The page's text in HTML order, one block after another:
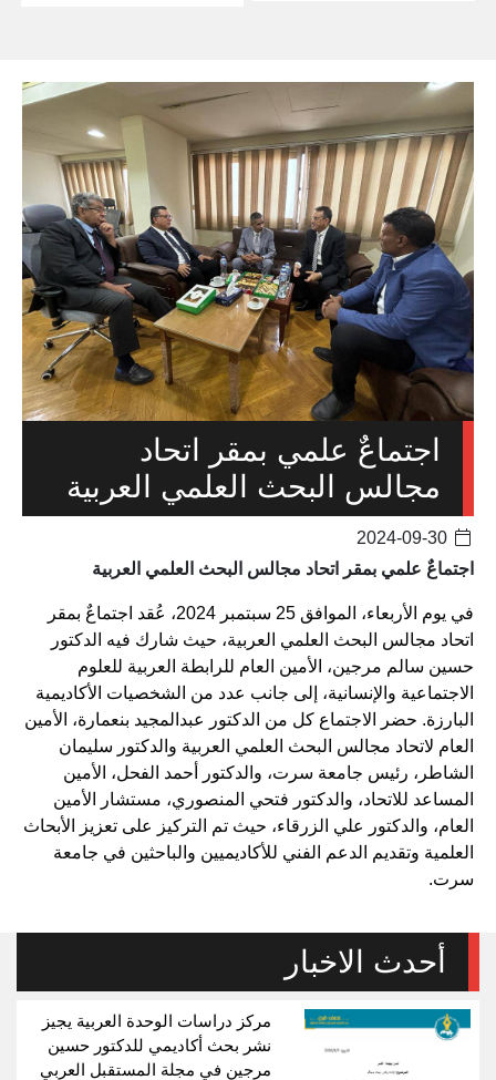
اجتماعٌ علمي بمقر اتحاد
مجالس البحث العلمي العربية
اجتماعٌ علمي بمقر اتحاد مجالس البحث العلمي العربية
في يوم الأربعاء، الموافق 25 سبتمبر 2024، عُقد اجتماعٌ بمقر
اتحاد مجالس البحث العلمي العربية، حيث شارك فيه الدكتور
حسين سالم مرجين، الأمين العام للرابطة العربية للعلوم
الاجتماعية والإنسانية، إلى جانب عدد من الشخصيات الأكاديمية
البارزة. حضر الاجتماع كل من الدكتور عبدالمجيد بنعمارة، الأمين
العام لاتحاد مجالس البحث العلمي العربية والدكتور سليمان
الشاطر، رئيس جامعة سرت، والدكتور أحمد الفحل، الأمين
المساعد للاتحاد، والدكتور فتحي المنصوري، مستشار الأمين
العام، والدكتور علي الزرقاء، حيث تم التركيز على تعزيز الأبحاث
العلمية وتقديم الدعم الفني للأكاديميين والباحثين في جامعة
سرت.
أحدث الاخبار
مركز دراسات الوحدة العربية يجيز
نشر بحث أكاديمي للدكتور حسين
مرجين في مجلة المستقبل العربي